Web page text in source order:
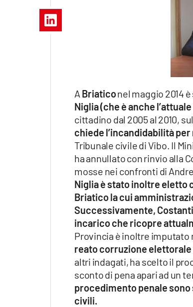
A Briaticonel maggio 2014
Niglia (che è anche
cittadino dal 2005 al 2010,
chiede l’incandidabilità
Tribunale civile di Vibo. Il
ha annullato con rinvio alla
mosse nei confronti di
Niglia è stato inoltre eletto
Briatico la cui
Successivamente,
incarico che ricopre
Provincia è inoltre imputato
reato corruzione
altri indagati, ha scelto il
sconto di pena apari ad un
procedimento penale
civili.